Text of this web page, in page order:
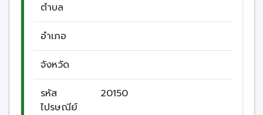
ตำบล
อำเภอ
จังหวัด
รหัส
ไปรษณีย์
20150